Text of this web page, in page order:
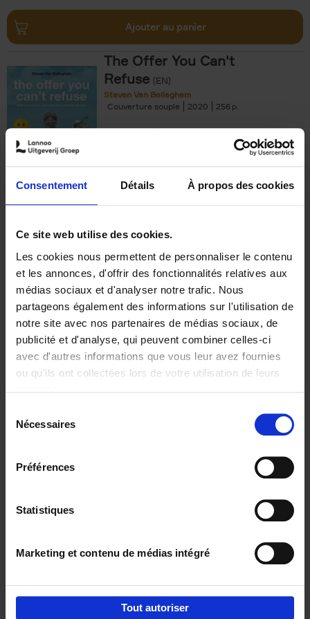
Consentement Détails À propos des cookies
Ce site web utilise des cookies.
Les cookies nous permettent de personnaliser le contenu
et les annonces, d'offrir des fonctionnalités relatives aux
médias sociaux et d'analyser notre trafic. Nous
partageons également des informations sur l'utilisation de
notre site avec nos partenaires de médias sociaux, de
publicité et d'analyse, qui peuvent combiner celles-ci
avec d'autres informations que vous leur avez fournies
ou qu'ils ont collectées lors de votre utilisation de leurs
Nécessaires
Préférences
Statistiques
Marketing et contenu de médias intégré
Tout autoriser
Ajouter au panier
The Offer You Can't
Refuse (EN)
Steven Van Belleghem
Couverture souple
2020 256
€37,50
Building Bonds = Building
Business
Jochen Roef Jozefien De Feyter
Carolien Boom
Couverture souple
2025 200
€29,99
Digital marketing like a PRO -
completely revised edition (EN)